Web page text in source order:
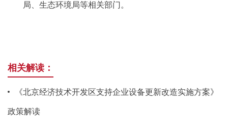
局、生态环境局等相关部门。
相关解读：
《北京经济技术开发区支持企业设备更新改造实施方案》
政策解读